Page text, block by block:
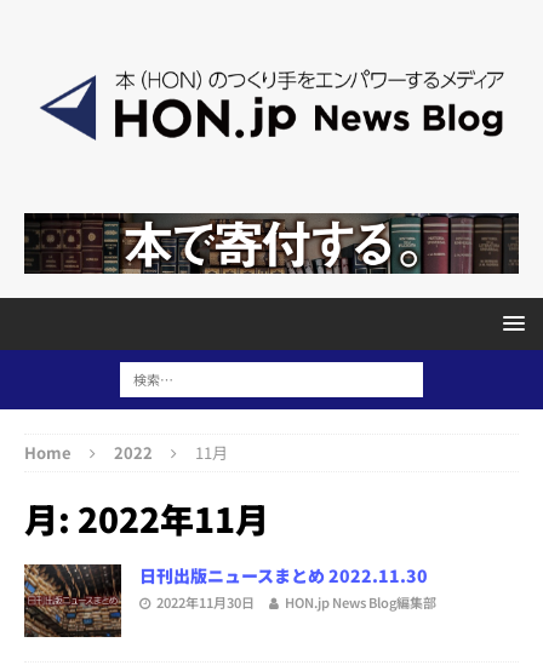
Home 2022 11月
月: 2022年11月
日刊出版ニュースまとめ 2022.11.30
2022年11月30日 HON.jp News Blog編集部